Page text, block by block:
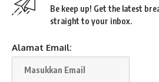
Be keep up! Get the latest
straight to your inbox.
Alamat Email: